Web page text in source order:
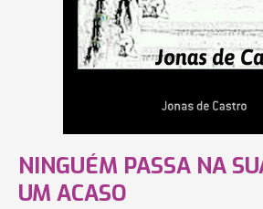
NINGUÉM PASSA NA
UM ACASO